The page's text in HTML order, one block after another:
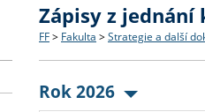
Struktura a historie
Strategie a další
Co studovat a jak se
Učitelské studijní
Bakalářské a magisterské
Doktorské studium
O vědě a výzkumu na FF
Akademické kvalifikace
Aktuální nabídky a
Vyjíždějící studenti
Zápisy z jednání
FF > Fakulta > Strategie a další
Rok 2026